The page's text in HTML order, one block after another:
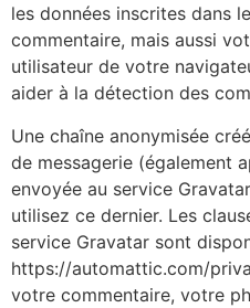
les données inscrites dans
commentaire, mais aussi
utilisateur de votre
aider à la détection des
Une chaîne anonymisée
de messagerie (également
envoyée au service
utilisez ce dernier. Les
service Gravatar sont
https://automattic.com/
votre commentaire, votre